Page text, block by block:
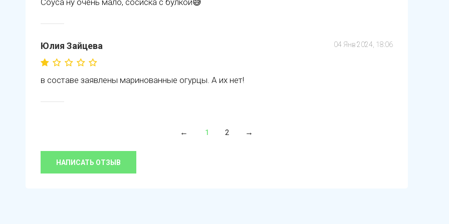
Соуса ну очень мало, сосиска с булкой😅
Юлия Зайцева 04 Янв 2024, 18:06
в составе заявлены маринованные огурцы. А их нет!
1 2
НАПИСАТЬ ОТЗЫВ